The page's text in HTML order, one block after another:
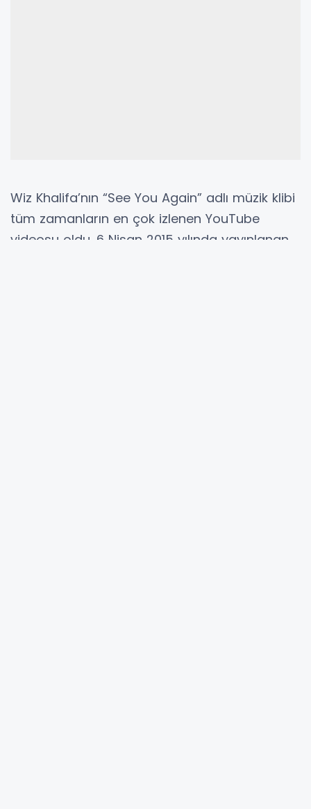
Wiz Khalifa’nın “See You Again” adlı müzik klibi
tüm zamanların en çok izlenen YouTube
videosu oldu. 6 Nisan 2015 yılında yayınlanan